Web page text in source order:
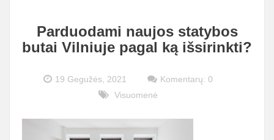
Parduodami naujos statybos
butai Vilniuje pagal ką išsirinkti?
19 Gegužės, 2021
Komentarų: 0
Visuomenė